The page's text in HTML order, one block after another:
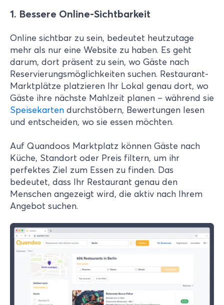
1. Bessere Online-Sichtbarkeit
Online sichtbar zu sein, bedeutet heutzutage
mehr als nur eine Website zu haben. Es geht
darum, dort präsent zu sein, wo Gäste nach
Reservierungsmöglichkeiten suchen. Restaurant-
Marktplätze platzieren Ihr Lokal genau dort, wo
Gäste ihre nächste Mahlzeit planen – während sie
Speisekarten durchstöbern, Bewertungen lesen
und entscheiden, wo sie essen möchten.
Auf Quandoos Marktplatz können Gäste nach
Küche, Standort oder Preis filtern, um ihr
perfektes Ziel zum Essen zu finden. Das
bedeutet, dass Ihr Restaurant genau den
Menschen angezeigt wird, die aktiv nach Ihrem
Angebot suchen.